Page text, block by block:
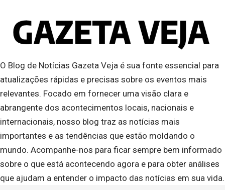
O Blog de Notícias Gazeta Veja é sua fonte essencial para
atualizações rápidas e precisas sobre os eventos mais
relevantes. Focado em fornecer uma visão clara e
abrangente dos acontecimentos locais, nacionais e
internacionais, nosso blog traz as notícias mais
importantes e as tendências que estão moldando o
mundo. Acompanhe-nos para ficar sempre bem informado
sobre o que está acontecendo agora e para obter análises
que ajudam a entender o impacto das notícias em sua vida.